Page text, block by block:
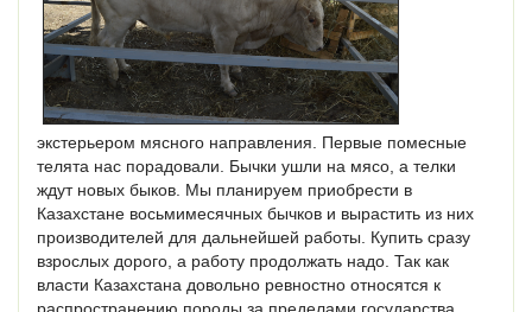
экстерьером мясного направления. Первые помесные
телята нас порадовали. Бычки ушли на мясо, а телки
ждут новых быков. Мы планируем приобрести в
Казахстане восьмимесячных бычков и вырастить из них
производителей для дальнейшей работы. Купить сразу
взрослых дорого, а работу продолжать надо. Так как
власти Казахстана довольно ревностно относятся к